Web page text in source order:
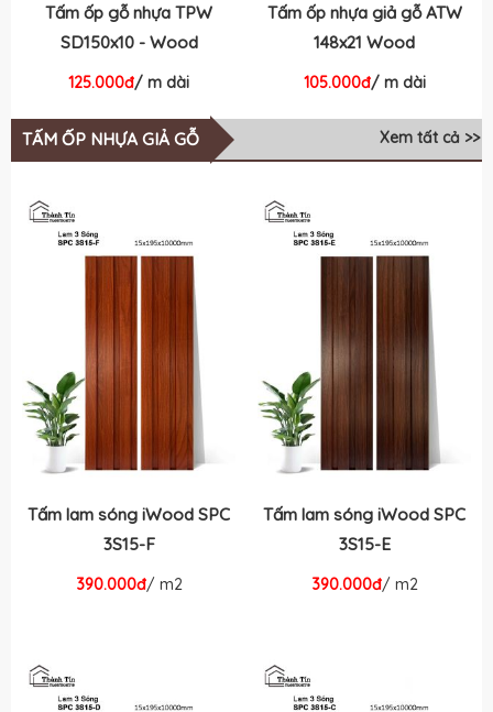
Tấm ốp gỗ nhựa TPW
SD150x10 - Wood
125.000đ/ m dài
Tấm ốp nhựa giả gỗ ATW
148x21 Wood
105.000đ/ m dài
TẤM ỐP NHỰA GIẢ GỖ
Tấm lam sóng iWood SPC
3S15-F
390.000đ/ m2
Tấm lam sóng iWood SPC
3S15-E
390.000đ/ m2
Xem tất cả >>